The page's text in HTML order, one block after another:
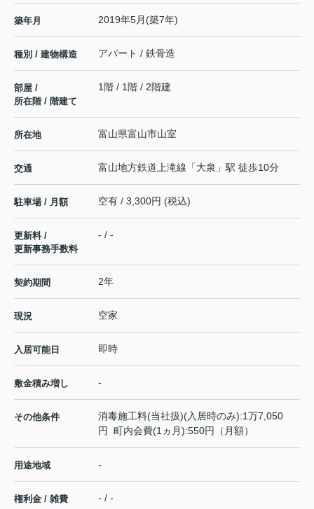
築年月 2019年5月(築7年)
種別 / 建物構造 アパート / 鉄骨造
部屋 /
所在階 / 階建て
1階 / 1階 / 2階建
所在地 富山県富山市山室
交通 富山地方鉄道上滝線 「大泉 」駅 徒歩10分
駐車場 / 月額 空有 / 3,300円 (税込)
更新料 /
更新事務手数料
- / -
契約期間 2年
現況 空家
入居可能日 即時
敷金積み増し -
その他条件
消毒施工料(当社扱)(入居時のみ):1万7,050
円 町内会費(1ヵ月):550円（月額）
用途地域 -
権利金 / 雑費 - / -